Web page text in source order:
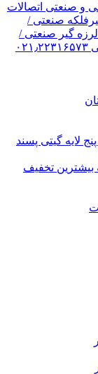
و صنعتی اتصالات
صنعتی /
گیر صنعتی /
شیرفلکه چدنی / اتصالات پتروشیمی ۰۲۱٫۲۲۳۱۶۵۷۳
لایه گیتی پسند
سوپرپایپ ۱۴۰۰ ارایه بیشترین تخفیف